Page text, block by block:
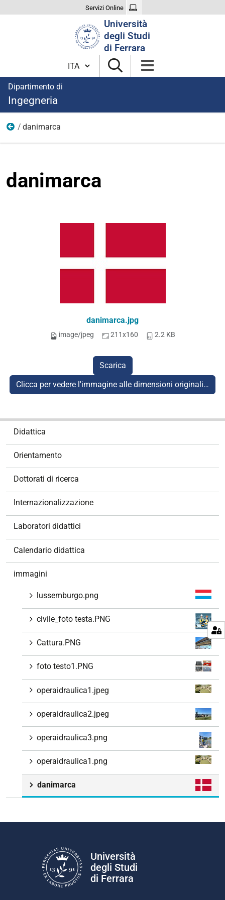
Servizi Online
Università
degli Studi
di Ferrara
Cambia lingua
Dipartimento di
Ingegneria
immagini
danimarca
danimarca
danimarca.jpg
image/jpeg 211x160 2.2 KB
Scarica
Clicca per vedere l'immagine alle dimensioni originali…
Didattica
Orientamento
Dottorati di ricerca
Internazionalizzazione
Laboratori didattici
Calendario didattica
immagini
lussemburgo.png
civile_foto testa.PNG
Cattura.PNG
foto testo1.PNG
operaidraulica1.jpeg
operaidraulica2.jpeg
operaidraulica3.png
operaidraulica1.png
danimarca
Università
degli Studi
di Ferrara